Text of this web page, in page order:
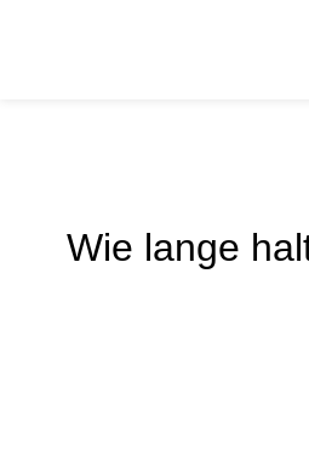
Wie lange